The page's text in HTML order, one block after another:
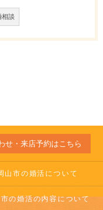
談
せ・来店予約はこちら
山市の婚活について
の婚活の内容について